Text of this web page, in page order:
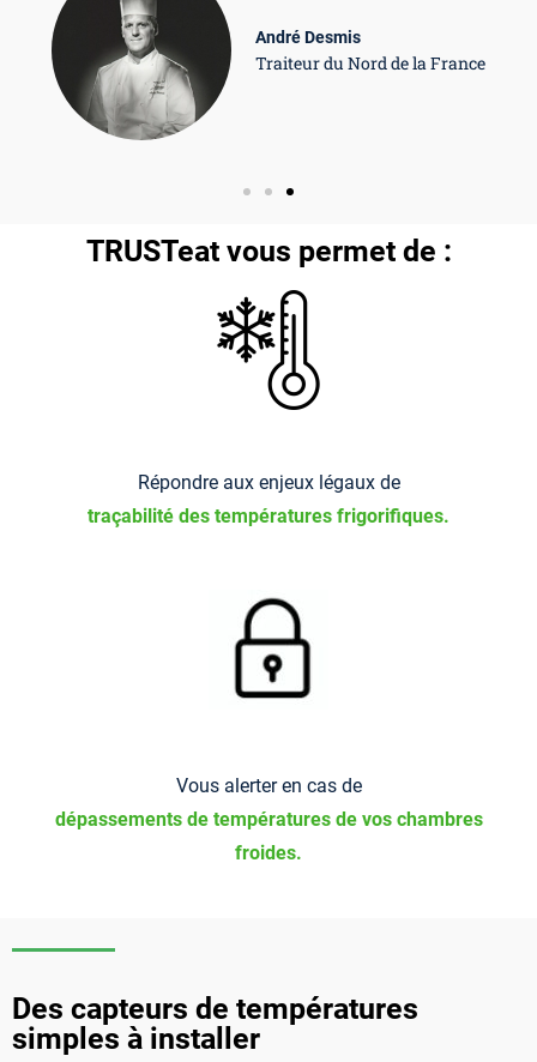
André Desmis
Traiteur du Nord de la France
TRUSTeat vous permet de :
Répondre aux enjeux légaux de
traçabilité des températures frigorifiques.
Vous alerter en cas de
dépassements de températures de vos chambres
froides.
Des capteurs de températures
simples à installer